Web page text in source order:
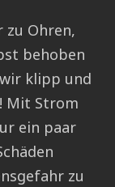
zu Ohren,
behoben
klipp und
Mit Strom
ein paar
zu